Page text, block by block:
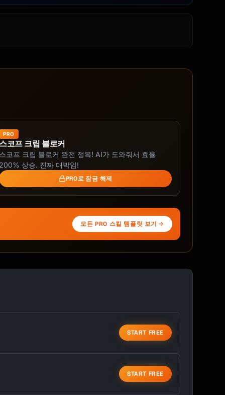
PRO
코프 크립 블로커
코프 크립 블로커 완전 정복! AI가 도와줘서 효율
상승. 진짜 대박임!
PRO로 잠금 해제
모든 PRO 스킬 템플릿 보기
START FREE
START FREE